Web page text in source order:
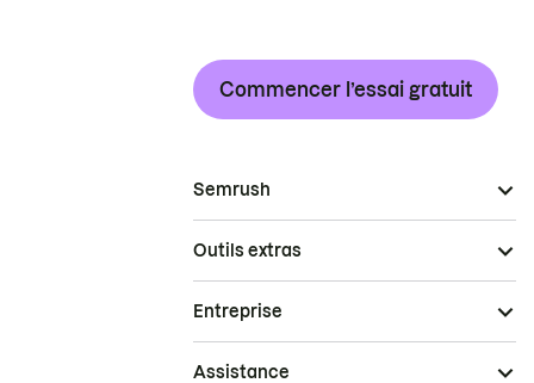
Commencer l’essai gratuit
Semrush
Outils extras
Entreprise
Assistance